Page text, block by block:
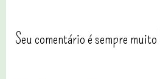
Seu comentário é sempre